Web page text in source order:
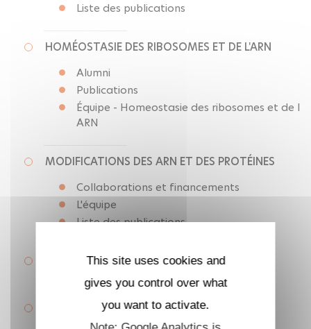
Liste des publications
HOMÉOSTASIE DES RIBOSOMES ET DE L'ARN
Alumni
Publications
Équipe - Homeostasie des ribosomes et de l
´ARN
MODIFICATIONS DES ARN ET DES PROTÉINES
Collaborations et financements
L'équipe
Liste des publications
SIGNALISATION ET MALADIES
NEURODÉGÉNÉRATIVES
CYTOSQUELETTE ET MORPHOGÉNÈSE
CELLULAIRE
This site uses cookies and
gives you control over what
you want to activate.